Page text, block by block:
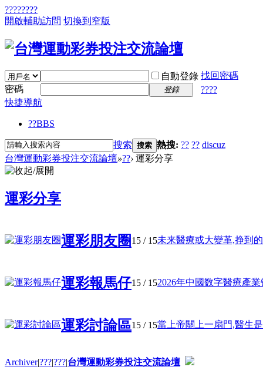
????????
開啟輔助訪問 切換到窄版
自動登錄 找回密碼
密碼
登錄
????
快捷導航
??BBS
搜索 搜索 熱搜: ?? ?? discuz
台灣運動彩券投注交流論壇»??› 運彩分享
運彩分享
運彩朋友圈 15 / 15未来醫療或大變革,挣到
運彩報馬仔15 / 152026年中國数字醫療產
運彩討論區15 / 15當上帝關上一扇門,醫生
Archiver|???|???|台灣運動彩券投注交流論壇